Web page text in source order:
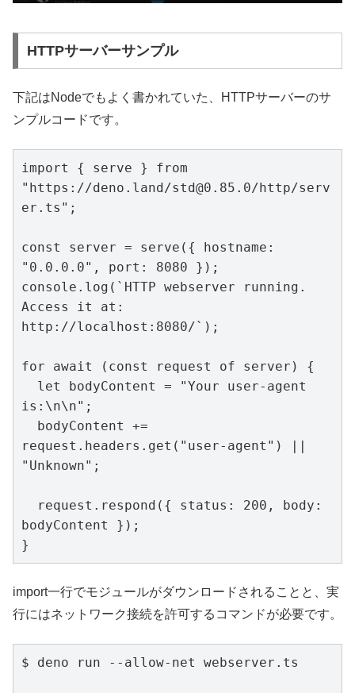
HTTPサーバーサンプル
下記はNodeでもよく書かれていた、HTTPサーバーのサ
ンプルコードです。
import { serve } from
"https://deno.land/std@0.85.0/http/serv
er.ts";
const server = serve({ hostname:
"0.0.0.0", port: 8080 });
console.log(`HTTP webserver running.
Access it at:
http://localhost:8080/`);
for await (const request of server) {
is:\n\n";
request.headers.get("user-agent") ||
"Unknown";
bodyContent });
}
import一行でモジュールがダウンロードされることと、実
行にはネットワーク接続を許可するコマンドが必要です。
$ deno run --allow-net webserver.ts